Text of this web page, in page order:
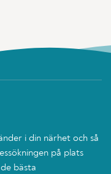
i din närhet och så
på plats
bästa